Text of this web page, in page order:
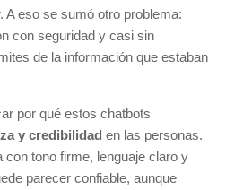
A eso se sumó otro problema:
con seguridad y casi sin
de la información que estaban
por qué estos chatbots
y credibilidad en las personas.
con tono firme, lenguaje claro y
parecer confiable, aunque